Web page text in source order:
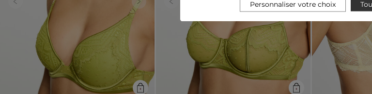
Previous Next Previous Next Previous
Personnaliser votre choix